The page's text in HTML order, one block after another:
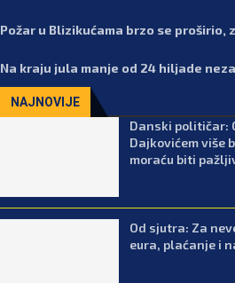
Požar u Blizikućama brzo se proširio,
Na kraju jula manje od 24 hiljade
NAJNOVIJE
Danski političar:
Dajkovićem više
moraću biti
Od sjutra: Za
eura, plaćanje i